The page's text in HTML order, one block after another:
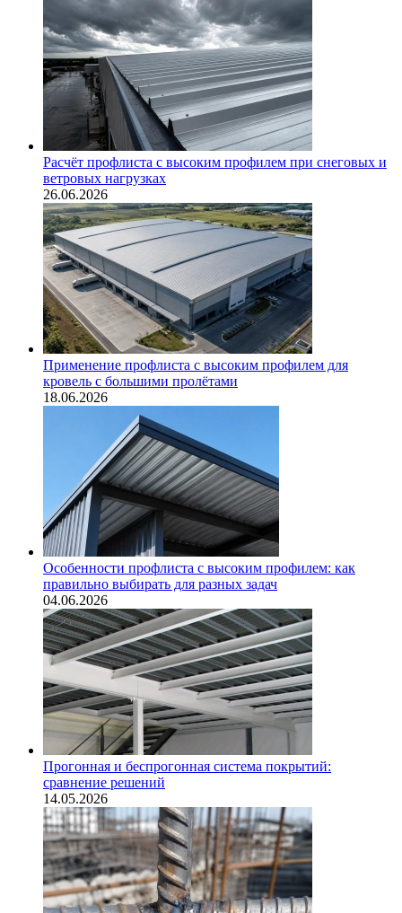
Расчёт профлиста с высоким профилем при снеговых и
ветровых нагрузках
26.06.2026
Применение профлиста с высоким профилем для
кровель с большими пролётами
18.06.2026
Особенности профлиста с высоким профилем: как
правильно выбирать для разных задач
04.06.2026
Прогонная и беспрогонная система покрытий:
сравнение решений
14.05.2026